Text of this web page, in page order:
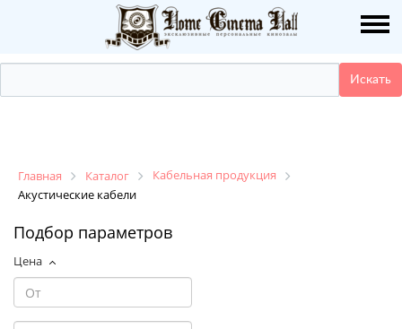
Главная Каталог
Кабельная продукция
Акустические кабели
О НАС
КАТАЛОГ
КОНТАКТЫ
Подбор параметров
Цена